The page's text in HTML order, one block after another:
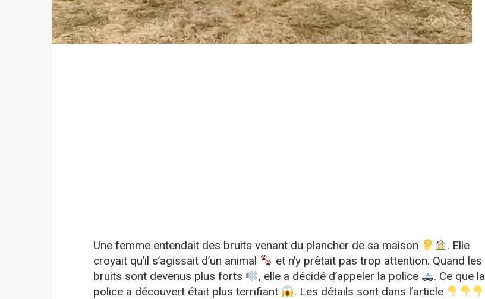
Une femme entendait des bruits venant du plancher de sa maison
. Elle
croyait qu’il s’agissait d’un animal
et n’y prêtait pas trop attention. Quand les
bruits sont devenus plus forts
, elle a décidé d’appeler la police
. Ce que la
police a découvert était plus terrifiant
. Les détails sont dans l’article